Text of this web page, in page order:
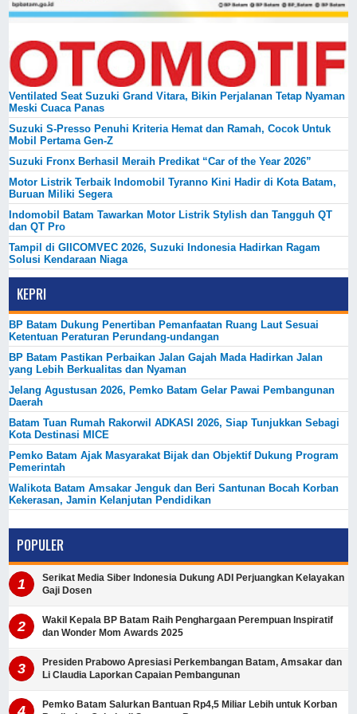
Ventilated Seat Suzuki Grand Vitara, Bikin Perjalanan Tetap Nyaman
Meski Cuaca Panas
Suzuki S-Presso Penuhi Kriteria Hemat dan Ramah, Cocok Untuk
Mobil Pertama Gen-Z
Suzuki Fronx Berhasil Meraih Predikat “Car of the Year 2026”
Motor Listrik Terbaik Indomobil Tyranno Kini Hadir di Kota Batam,
Buruan Miliki Segera
Indomobil Batam Tawarkan Motor Listrik Stylish dan Tangguh QT
dan QT Pro
Tampil di GIICOMVEC 2026, Suzuki Indonesia Hadirkan Ragam
Solusi Kendaraan Niaga
KEPRI
BP Batam Dukung Penertiban Pemanfaatan Ruang Laut Sesuai
Ketentuan Peraturan Perundang-undangan
BP Batam Pastikan Perbaikan Jalan Gajah Mada Hadirkan Jalan
yang Lebih Berkualitas dan Nyaman
Jelang Agustusan 2026, Pemko Batam Gelar Pawai Pembangunan
Daerah
Batam Tuan Rumah Rakorwil ADKASI 2026, Siap Tunjukkan Sebagi
Kota Destinasi MICE
Pemko Batam Ajak Masyarakat Bijak dan Objektif Dukung Program
Pemerintah
Walikota Batam Amsakar Jenguk dan Beri Santunan Bocah Korban
Kekerasan, Jamin Kelanjutan Pendidikan
POPULER
Serikat Media Siber Indonesia Dukung ADI Perjuangkan Kelayakan
Gaji Dosen
Wakil Kepala BP Batam Raih Penghargaan Perempuan Inspiratif
dan Wonder Mom Awards 2025
Presiden Prabowo Apresiasi Perkembangan Batam, Amsakar dan
Li Claudia Laporkan Capaian Pembangunan
Pemko Batam Salurkan Bantuan Rp4,5 Miliar Lebih untuk Korban